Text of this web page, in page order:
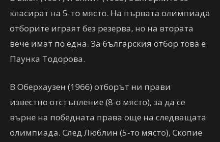
класират на 5-то място. На първата олимпиада
отборите играят без резерва, но на втората
вече имат по една. За българския отбор това е
Паунка Тодорова.
В Оберхаузен (1966) отборът ни прави
известно отстъпление (8-о място), за да се
върне на победната права още на следващата
олимпиада. След Люблин (5-то място), Скопие